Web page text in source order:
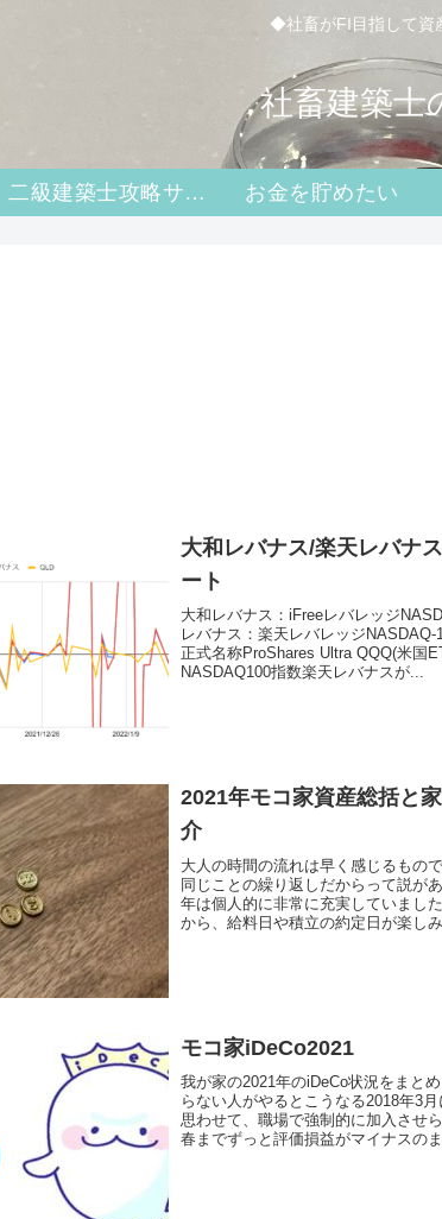
◆社畜がFI目指して資
社畜建築士
二級建築士攻略サイト お金を貯めたい
大和レバナス/楽天レバナ
ート
大和レバナス：iFreeレバレッジ
レバナス：楽天レバレッジNASDAQ-
正式名称ProShares Ultra QQQ(米国
NASDAQ100指数楽天レバナスが...
2021年モコ家資産総括と
介
大人の時間の流れは早く感じるもの
同じことの繰り返しだからって説が
年は個人的に非常に充実していまし
から、給料日や積立の約定日が楽し
モコ家iDeCo2021
我が家の2021年のiDeCo状況をまと
らない人がやるとこうなる2018年3
思わせて、職場で強制的に加入させ
春までずっと評価損益がマイナスの